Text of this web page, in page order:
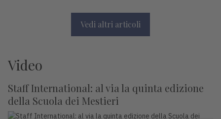
Vedi altri articoli
Video
Staff International: al via la quinta edizione
della Scuola dei Mestieri